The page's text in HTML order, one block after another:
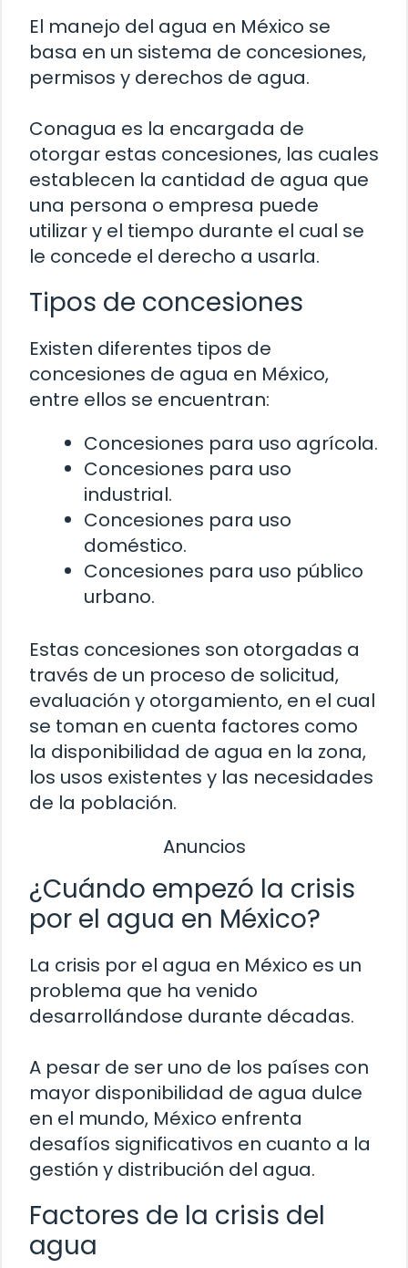
El manejo del agua en México se
basa en un sistema de concesiones,
permisos y derechos de agua.
Conagua es la encargada de
otorgar estas concesiones, las cuales
establecen la cantidad de agua que
una persona o empresa puede
utilizar y el tiempo durante el cual se
le concede el derecho a usarla.
Tipos de concesiones
Existen diferentes tipos de
concesiones de agua en México,
entre ellos se encuentran:
Concesiones para uso agrícola.
Concesiones para uso
industrial.
Concesiones para uso
doméstico.
Concesiones para uso público
urbano.
Estas concesiones son otorgadas a
través de un proceso de solicitud,
evaluación y otorgamiento, en el cual
se toman en cuenta factores como
la disponibilidad de agua en la zona,
los usos existentes y las necesidades
de la población.
Anuncios
¿Cuándo empezó la crisis
por el agua en México?
La crisis por el agua en México es un
problema que ha venido
desarrollándose durante décadas.
A pesar de ser uno de los países con
mayor disponibilidad de agua dulce
en el mundo, México enfrenta
desafíos significativos en cuanto a la
gestión y distribución del agua.
Factores de la crisis del
agua